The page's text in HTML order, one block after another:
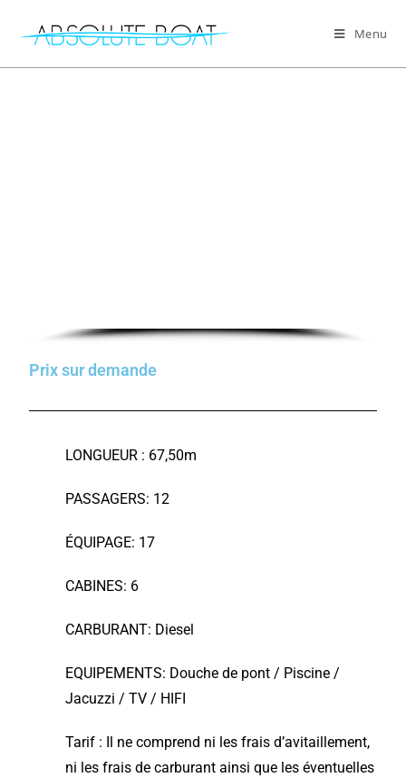
Menu
Prix sur demande
LONGUEUR : 67,50m
PASSAGERS: 12
ÉQUIPAGE: 17
CABINES: 6
CARBURANT: Diesel
EQUIPEMENTS: Douche de pont / Piscine /
Jacuzzi / TV / HIFI
Tarif : Il ne comprend ni les frais d’avitaillement,
ni les frais de carburant ainsi que les éventuelles